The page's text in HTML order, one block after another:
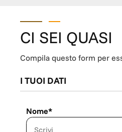
CI SEI QUASI
Compila questo form per
I TUOI DATI
Nome*